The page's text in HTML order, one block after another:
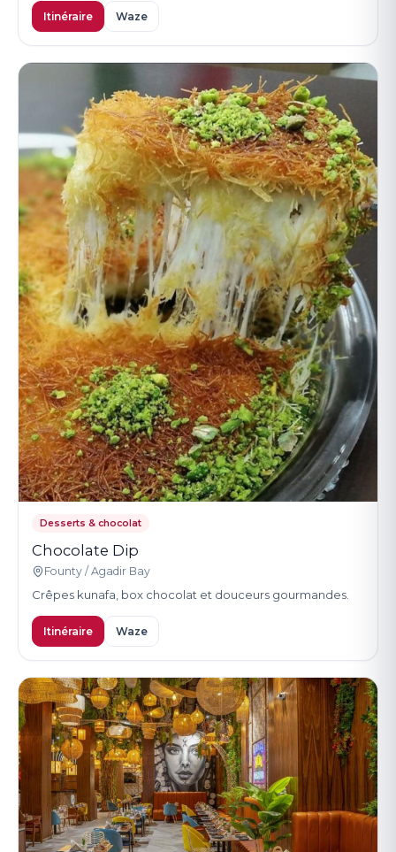
Itinéraire Waze
Desserts & chocolat
Chocolate Dip
Founty / Agadir Bay
Crêpes kunafa, box chocolat et douceurs gourmandes.
Itinéraire Waze